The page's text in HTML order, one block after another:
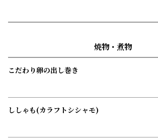
焼物・煮物
こだわり卵の出し巻き
ししゃも(カラフトシシャモ)